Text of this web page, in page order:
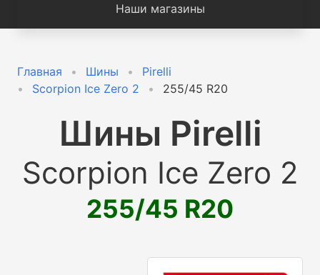
Наши магазины
Главная Шины
Pirelli
Scorpion Ice Zero 2
255/45 R20
Шины Pirelli
Scorpion Ice Zero 2
255/45 R20